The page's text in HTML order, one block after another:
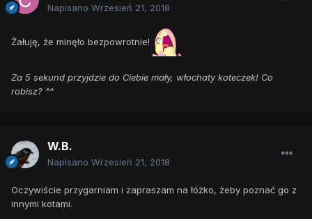
Napisano Wrzesień 21, 2018
Żałuję, że minęło bezpowrotnie!
Za 5 sekund przyjdzie do Ciebie mały, włochaty koteczek! Co
robisz? ^^
W.B.
Napisano Wrzesień 21, 2018
Oczywiście przygarniam i zapraszam na łóżko, żeby poznać go z
innymi kotami.